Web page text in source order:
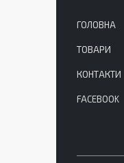
ГОЛОВНА
ТОВАРИ
КОНТАКТИ
FACEBOOK